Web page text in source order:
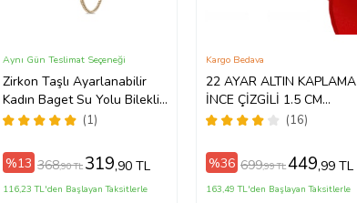
Zirkon Taşlı Ayarlanabilir
Kadın Baget Su Yolu Bileklik
(Gold)
(1)
Aynı Gün Teslimat Seçeneği
%13 368,90 TL 319,90 TL
116,23 TL'den Başlayan Taksitlerle
22 AYAR ALTIN KAPLAMA
İNCE ÇİZGİLİ 1.5 CM
İMİTASYON BİLEZİK
(16)
Kargo Bedava
%36 699,99 TL449,99 TL
163,49 TL'den Başlayan Taksitlerle